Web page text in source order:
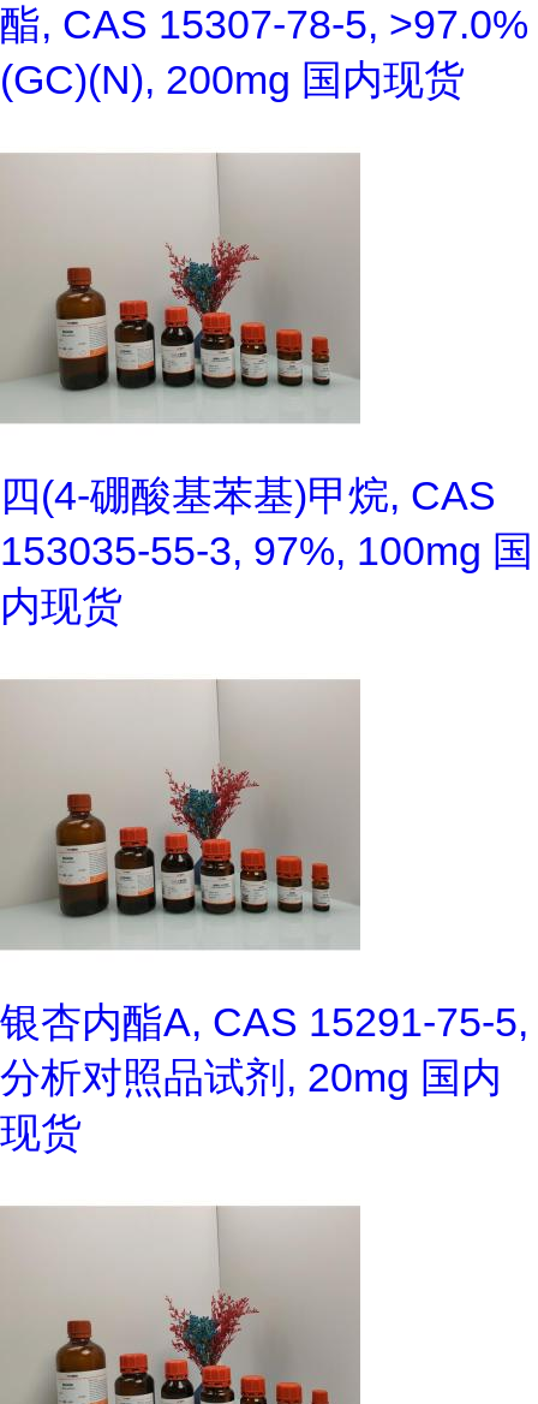
酯, CAS 15307-78-5, >97.0%
(GC)(N), 200mg 国内现货
四(4-硼酸基苯基)甲烷, CAS
153035-55-3, 97%, 100mg 国
内现货
银杏内酯A, CAS 15291-75-5,
分析对照品试剂, 20mg 国内
现货